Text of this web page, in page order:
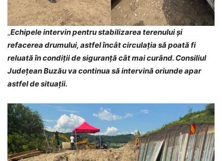
„Echipele intervin pentru stabilizarea terenului și
refacerea drumului, astfel încât circulația să poată fi
reluată în condiții de siguranță cât mai curând. Consiliul
Județean Buzău va continua să intervină oriunde apar
astfel de situații.